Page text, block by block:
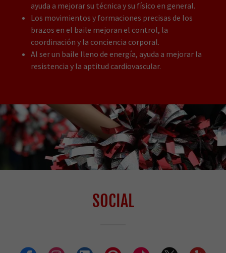
ayuda a mejorar su técnica y su físico en general.
Los movimientos y formaciones precisas de los
brazos en el baile mejoran el control, la
coordinación y la conciencia corporal.
Al ser un baile lleno de energía, ayuda a mejorar la
resistencia y la aptitud cardiovascular.
SOCIAL